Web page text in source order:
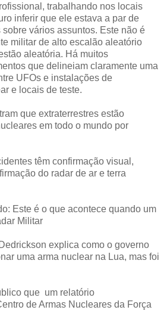
trabalhando nos locais
inferir que ele estava a par de
vários assuntos. Este não é
militar de alto escalão aleatório
aleatória. Há muitos
que delineiam claramente uma
UFOs e instalações de
e locais de teste.
que extraterrestres estão
em todo o mundo por
têm confirmação visual,
do radar de ar e terra
Este é o que acontece quando um
Militar
explica como o governo
uma arma nuclear na Lua, mas foi
que um relatório
de Armas Nucleares da Força